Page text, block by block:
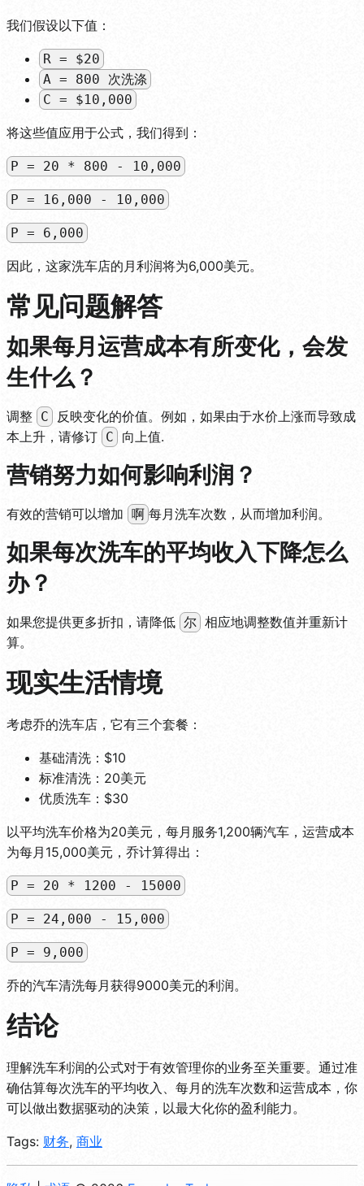
我们假设以下值：
R = $20
A = 800 次洗涤
C = $10,000
将这些值应用于公式，我们得到：
P = 20 * 800 - 10,000
P = 16,000 - 10,000
P = 6,000
因此，这家洗车店的月利润将为6,000美元。
常见问题解答
如果每月运营成本有所变化，会发
生什么？
调整 C
反映变化的价值。例如，如果由于水价上涨而导致成
本上升，请修订 C 向上值.
营销努力如何影响利润？
有效的营销可以增加 啊 每月洗车次数，从而增加利润。
如果每次洗车的平均收入下降怎么
办？
如果您提供更多折扣，请降低 尔 相应地调整数值并重新计
算。
现实生活情境
考虑乔的洗车店，它有三个套餐：
基础清洗：$10
标准清洗：20美元
优质洗车：$30
以平均洗车价格为20美元，每月服务1,200辆汽车，运营成本
为每月15,000美元，乔计算得出：
P = 20 * 1200 - 15000
P = 24,000 - 15,000
P = 9,000
乔的汽车清洗每月获得9000美元的利润。
结论
理解洗车利润的公式对于有效管理你的业务至关重要。通过准
确估算每次洗车的平均收入、每月的洗车次数和运营成本，你
可以做出数据驱动的决策，以最大化你的盈利能力。
Tags: 财务, 商业